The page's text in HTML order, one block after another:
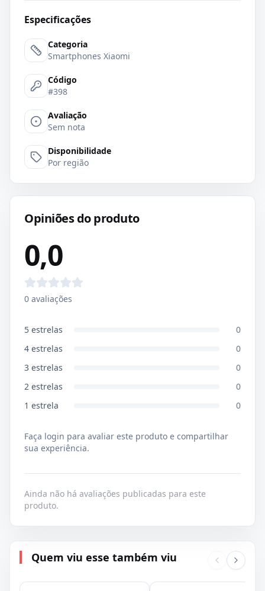
Especificações
Categoria
Smartphones Xiaomi
Código
#398
Avaliação
Sem nota
Disponibilidade
Por região
Opiniões do produto
0,0
0 avaliações
5 estrelas
0
4 estrelas
0
3 estrelas
0
2 estrelas
0
1 estrela 0
Faça login para avaliar este produto e compartilhar
sua experiência.
Ainda não há avaliações publicadas para este
produto.
Quem viu esse também viu